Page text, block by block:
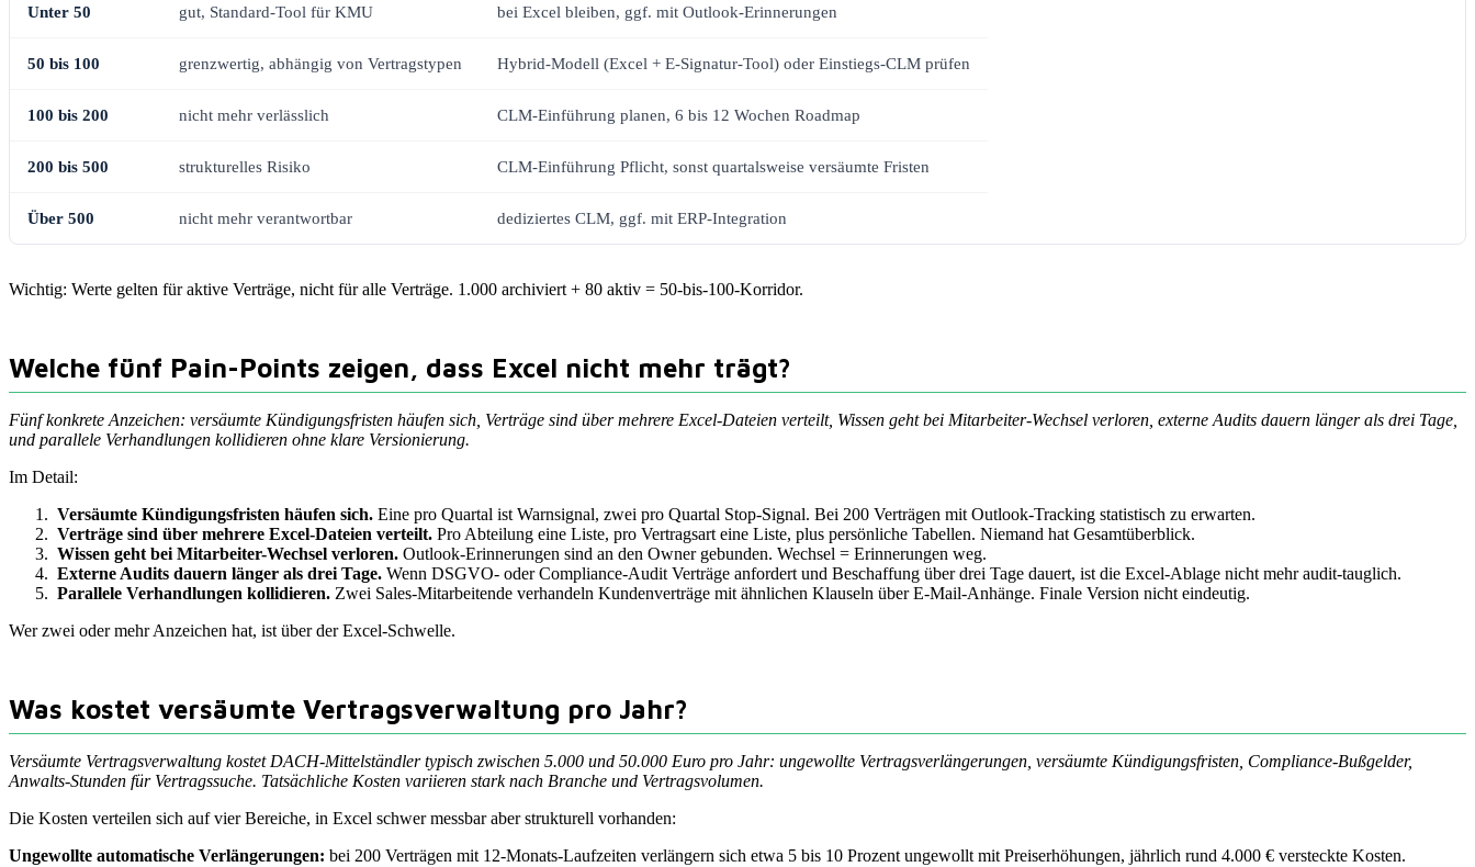
Unter 50 gut, Standard-Tool für KMU bei Excel bleiben, ggf. mit Outlook-Erinnerungen
50 bis 100 grenzwertig, abhängig von Vertragstypen Hybrid-Modell (Excel + E-Signatur-Tool) oder Einstiegs-CLM prüfen
100 bis 200 nicht mehr verlässlich CLM-Einführung planen, 6 bis 12 Wochen Roadmap
200 bis 500 strukturelles Risiko CLM-Einführung Pflicht, sonst quartalsweise versäumte Fristen
Über 500 nicht mehr verantwortbar dediziertes CLM, ggf. mit ERP-Integration
Wichtig: Werte gelten für aktive Verträge, nicht für alle Verträge. 1.000 archiviert + 80 aktiv = 50-bis-100-Korridor.
Welche fünf Pain-Points zeigen, dass Excel nicht mehr trägt?
Fünf konkrete Anzeichen: versäumte Kündigungsfristen häufen sich, Verträge sind über mehrere Excel-Dateien verteilt, Wissen geht bei Mitarbeiter-Wechsel verloren, externe Audits dauern länger als drei Tage,
und parallele Verhandlungen kollidieren ohne klare Versionierung.
Im Detail:
Versäumte Kündigungsfristen häufen sich. Eine pro Quartal ist Warnsignal, zwei pro Quartal Stop-Signal. Bei 200 Verträgen mit Outlook-Tracking statistisch zu erwarten.
Verträge sind über mehrere Excel-Dateien verteilt. Pro Abteilung eine Liste, pro Vertragsart eine Liste, plus persönliche Tabellen. Niemand hat Gesamtüberblick.
Wissen geht bei Mitarbeiter-Wechsel verloren. Outlook-Erinnerungen sind an den Owner gebunden. Wechsel = Erinnerungen weg.
Externe Audits dauern länger als drei Tage. Wenn DSGVO- oder Compliance-Audit Verträge anfordert und Beschaffung über drei Tage dauert, ist die Excel-Ablage nicht mehr audit-tauglich.
Parallele Verhandlungen kollidieren. Zwei Sales-Mitarbeitende verhandeln Kundenverträge mit ähnlichen Klauseln über E-Mail-Anhänge. Finale Version nicht eindeutig.
Wer zwei oder mehr Anzeichen hat, ist über der Excel-Schwelle.
Was kostet versäumte Vertragsverwaltung pro Jahr?
Versäumte Vertragsverwaltung kostet DACH-Mittelständler typisch zwischen 5.000 und 50.000 Euro pro Jahr: ungewollte Vertragsverlängerungen, versäumte Kündigungsfristen, Compliance-Bußgelder,
Anwalts-Stunden für Vertragssuche. Tatsächliche Kosten variieren stark nach Branche und Vertragsvolumen.
Die Kosten verteilen sich auf vier Bereiche, in Excel schwer messbar aber strukturell vorhanden:
Ungewollte automatische Verlängerungen: bei 200 Verträgen mit 12-Monats-Laufzeiten verlängern sich etwa 5 bis 10 Prozent ungewollt mit Preiserhöhungen, jährlich rund 4.000 € versteckte Kosten.